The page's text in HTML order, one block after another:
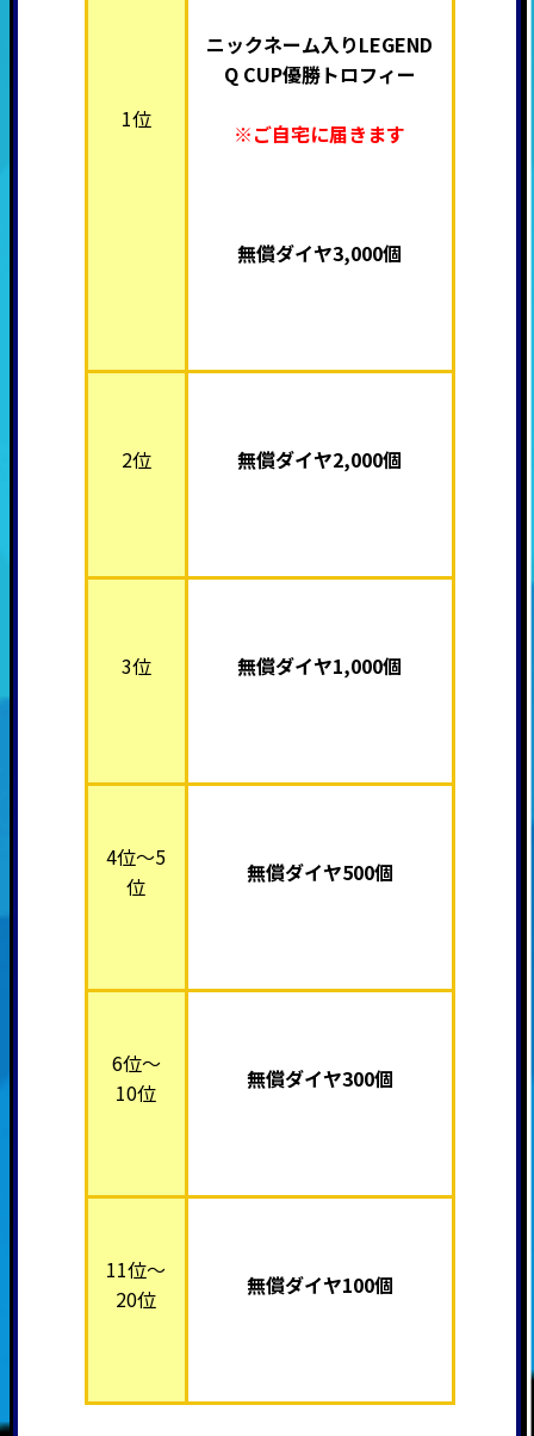
1位
ニックネーム入りLEGEND
Q CUP優勝トロフィー
※ご自宅に届きます
無償ダイヤ3,000個
2位 無償ダイヤ2,000個
3位 無償ダイヤ1,000個
4位～5
位
無償ダイヤ500個
6位～
10位
無償ダイヤ300個
11位～
20位
無償ダイヤ100個